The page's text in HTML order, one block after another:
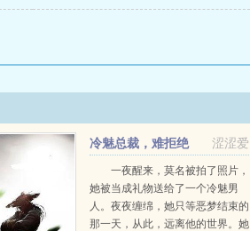
涩涩爱
冷魅总裁，难拒绝
一夜醒来，莫名被拍了照片，
她被当成礼物送给了一个冷魅男
人。夜夜缠绵，她只等恶梦结束的
那一天，从此，远离他的世界。她